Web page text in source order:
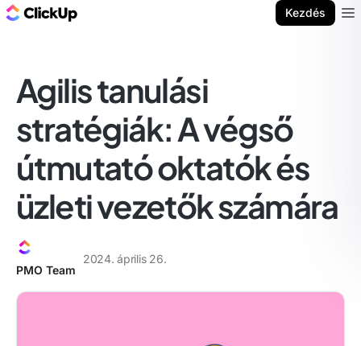
Kezdés
Agilis tanulási
stratégiák: A végső
útmutató oktatók és
üzleti vezetők számára
PMO Team
2024. április 26.